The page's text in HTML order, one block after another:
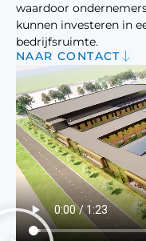
waardoor
kunnen investeren in
bedrijfsruimte.
NAAR CONTACT